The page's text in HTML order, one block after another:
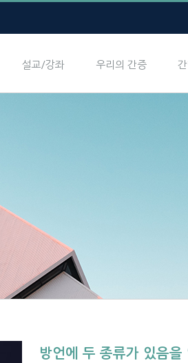
설교/강좌 우리의 간증
방언에 두 종류가 있음을